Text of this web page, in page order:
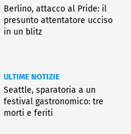
Berlino, attacco al Pride: il
presunto attentatore ucciso
in un blitz
ULTIME NOTIZIE
Seattle, sparatoria a un
festival gastronomico: tre
morti e feriti